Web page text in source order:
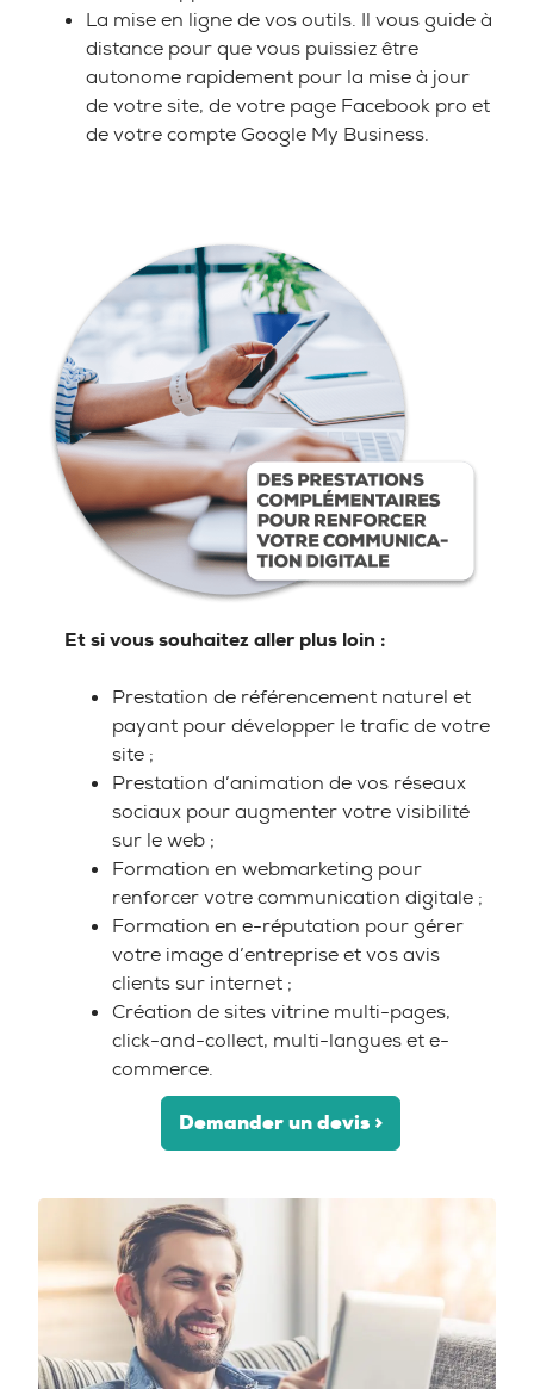
La mise en ligne de vos outils. Il vous guide à
distance pour que vous puissiez être
autonome rapidement pour la mise à jour
de votre site, de votre page Facebook pro et
de votre compte Google My Business.
Et si vous souhaitez aller plus loin :
Prestation de référencement naturel et
payant pour développer le trafic de votre
site ;
Prestation d’animation de vos réseaux
sociaux pour augmenter votre visibilité
sur le web ;
Formation en webmarketing pour
renforcer votre communication digitale ;
Formation en e-réputation pour gérer
votre image d’entreprise et vos avis
clients sur internet ;
Création de sites vitrine multi-pages,
click-and-collect, multi-langues et e-
commerce.
Demander un devis >